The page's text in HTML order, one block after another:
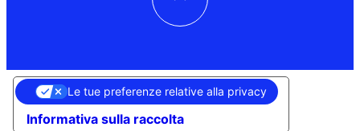
Informativa sulla raccolta
Le tue preferenze relative alla privacy